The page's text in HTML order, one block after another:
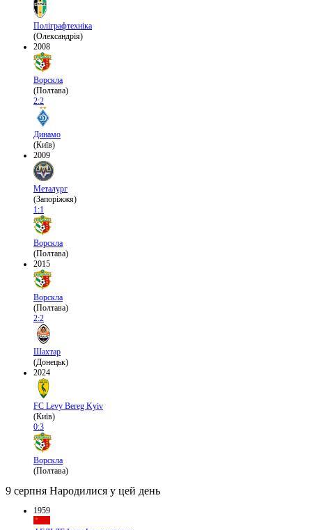
Поліграфтехніка
(Олександрія)
2008
Ворскла
(Полтава)
2:2
Динамо
(Київ)
2009
Металург
(Запоріжжя)
1:1
Ворскла
(Полтава)
2015
Ворскла
(Полтава)
2:2
Шахтар
(Донецьк)
2024
FC Levy Bereg Kyiv
(Київ)
0:3
Ворскла
(Полтава)
9 серпня Народилися у цей день
1959